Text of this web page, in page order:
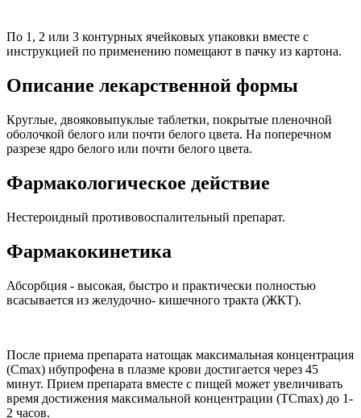
По 1, 2 или 3 контурных ячейковых упаковки вместе с
инструкцией по применению помещают в пачку из картона.
Описание лекарственной формы
Круглые, двояковыпуклые таблетки, покрытые пленочной
оболочкой белого или почти белого цвета. На поперечном
разрезе ядро белого или почти белого цвета.
Фармакологическое действие
Нестероидный противовоспалительный препарат.
Фармакокинетика
Абсорбция - высокая, быстро и практически полностью
всасывается из желудочно- кишечного тракта (ЖКТ).
После приема препарата натощак максимальная концентрация
(Сmах) ибупрофена в плазме крови достигается через 45
минут. Прием препарата вместе с пищей может увеличивать
время достижения максимальной концентрации (ТСmах) до 1-
2 часов.